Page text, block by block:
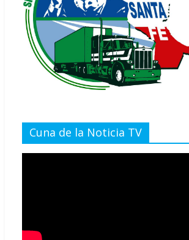
Cuna de la Noticia TV